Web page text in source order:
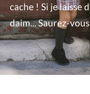
cache ! Si je laisse
daim... Saurez-